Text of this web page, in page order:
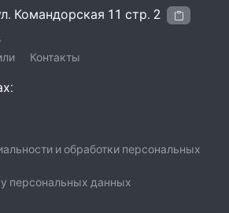
Командорская 11 стр. 2
Контакты
и обработки персональных
персональных данных